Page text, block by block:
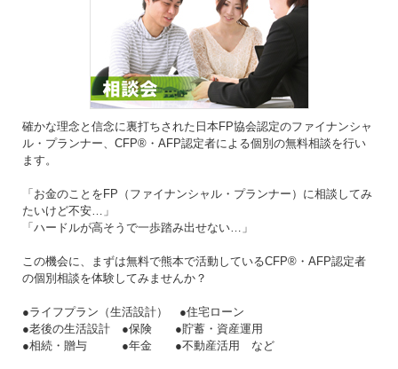
確かな理念と信念に裏打ちされた日本FP協会認定のファイナンシャ
ル・プランナー、CFP®・AFP認定者による個別の無料相談を行い
ます。
「お金のことをFP（ファイナンシャル・プランナー）に相談してみ
たいけど不安…」
「ハードルが高そうで一歩踏み出せない…」
この機会に、まずは無料で熊本で活動しているCFP®・AFP認定者
の個別相談を体験してみませんか？
●ライフプラン（生活設計） ●住宅ローン
●老後の生活設計 ●保険 ●貯蓄・資産運用
●相続・贈与 ●年金 ●不動産活用 など